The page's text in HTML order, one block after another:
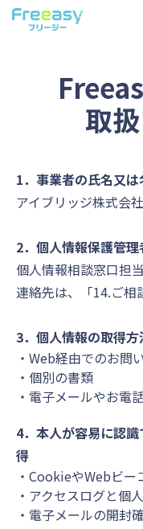
取
1．事業者の氏名又は
アイブリッジ株式会社
2．個人情報保護管
個人情報相談窓口担当
連絡先は、「14.ご相
3．個人情報の取得方
Web経由でのお問
個別の書類
電子メールやお電
4．本人が容易に認
得
CookieやWebビー
アクセスログと個
電子メールの開封